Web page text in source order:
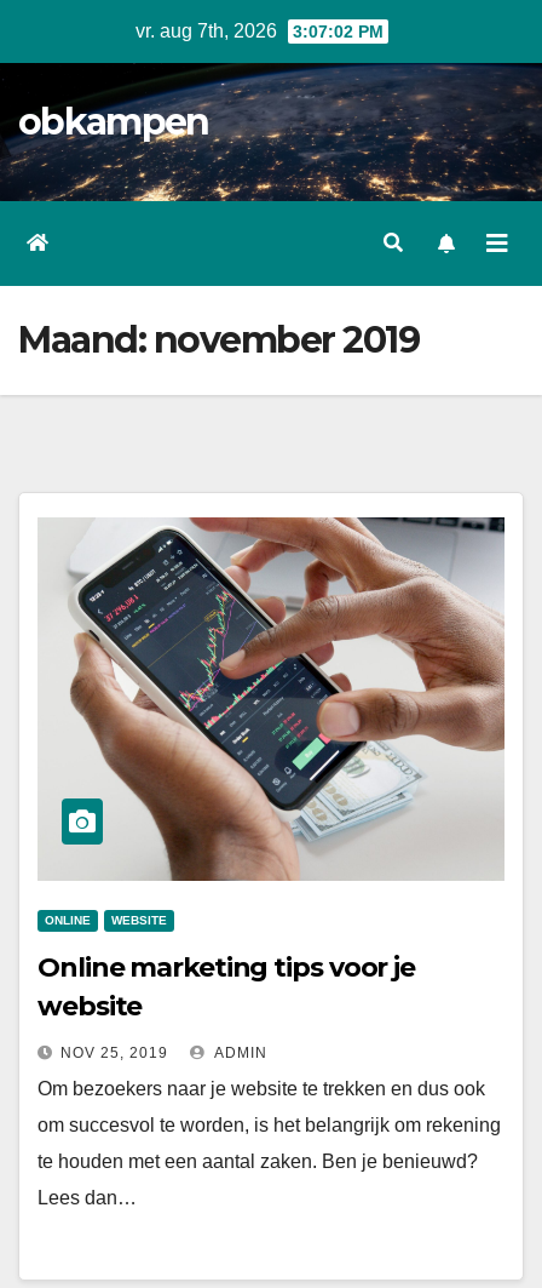
vr. aug 7th, 2026 3:07:03 PM
obkampen
Maand: november 2019
ONLINE WEBSITE
Online marketing tips voor je
website
NOV 25, 2019 ADMIN
Om bezoekers naar je website te trekken en dus ook
om succesvol te worden, is het belangrijk om rekening
te houden met een aantal zaken. Ben je benieuwd?
Lees dan…